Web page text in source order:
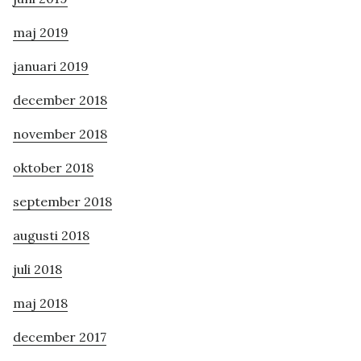
maj 2019
januari 2019
december 2018
november 2018
oktober 2018
september 2018
augusti 2018
juli 2018
maj 2018
december 2017